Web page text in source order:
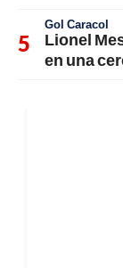
Gol Caracol
Lionel
en una